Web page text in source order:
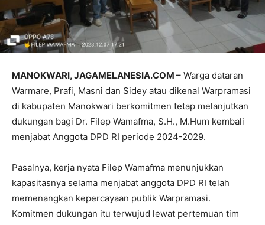
MANOKWARI, JAGAMELANESIA.COM – Warga dataran
Warmare, Prafi, Masni dan Sidey atau dikenal Warpramasi
di kabupaten Manokwari berkomitmen tetap melanjutkan
dukungan bagi Dr. Filep Wamafma, S.H., M.Hum kembali
menjabat Anggota DPD RI periode 2024-2029.
Pasalnya, kerja nyata Filep Wamafma menunjukkan
kapasitasnya selama menjabat anggota DPD RI telah
memenangkan kepercayaan publik Warpramasi.
Komitmen dukungan itu terwujud lewat pertemuan tim